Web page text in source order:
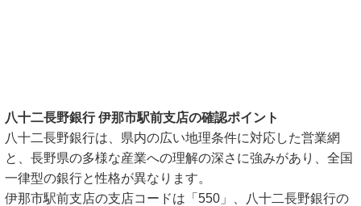
八十二長野銀行 伊那市駅前支店の確認ポイント
八十二長野銀行は、県内の広い地理条件に対応した営業網
と、長野県の多様な産業への理解の深さに強みがあり、全国
一律型の銀行と性格が異なります。
伊那市駅前支店の支店コードは「550」、八十二長野銀行の